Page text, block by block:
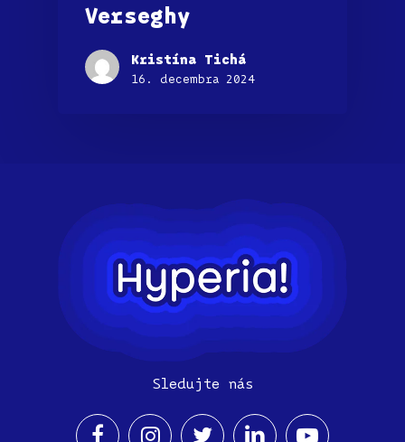
Verseghy
Kristína Tichá
16. decembra 2024
Sledujte nás